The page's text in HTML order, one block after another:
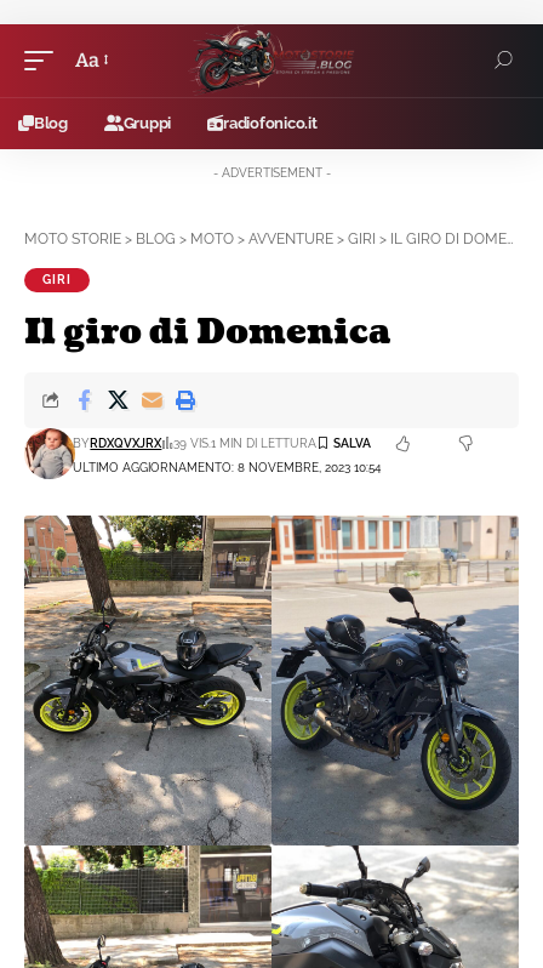
Aa
Blog Gruppi radiofonico.it
- ADVERTISEMENT -
MOTO STORIE > BLOG > MOTO > AVVENTURE > GIRI > IL GIRO DI DOMENICA
GIRI
Il giro di Domenica
ULTIMO AGGIORNAMENTO: 8 NOVEMBRE, 2023 10:54
BY RDXQVXJRX 39 VIS.1 MIN DI LETTURA